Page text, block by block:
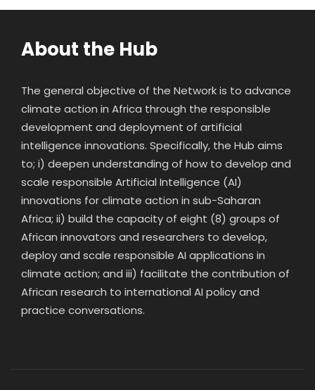
About the Hub
The general objective of the Network is to advance
climate action in Africa through the responsible
development and deployment of artificial
intelligence innovations. Specifically, the Hub aims
to; i) deepen understanding of how to develop and
scale responsible Artificial Intelligence (AI)
innovations for climate action in sub-Saharan
Africa; ii) build the capacity of eight (8) groups of
African innovators and researchers to develop,
deploy and scale responsible AI applications in
climate action; and iii) facilitate the contribution of
African research to international AI policy and
practice conversations.